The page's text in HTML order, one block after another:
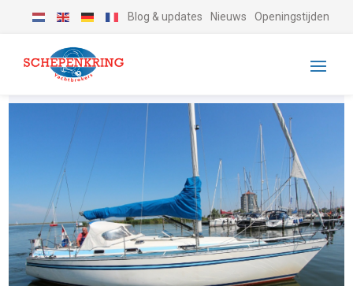
Blog & updates Nieuws Openingstijden